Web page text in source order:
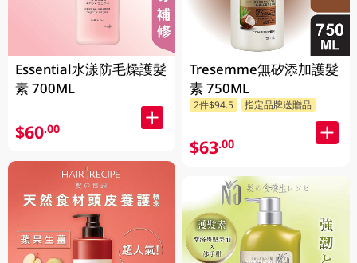
Essential水漾防毛燥護髮
素 700ML
$60.00
Tresemme無矽添加護髮
素 750ML
2件$94.5 指定品牌送贈品
$63.00